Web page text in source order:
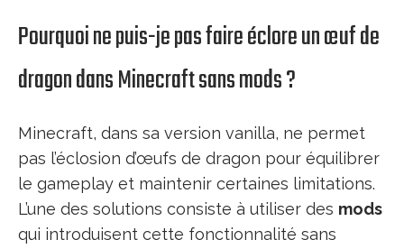
Pourquoi ne puis-je pas faire éclore un œuf de
dragon dans Minecraft sans mods ?
Minecraft, dans sa version vanilla, ne permet
pas l’éclosion d’œufs de dragon pour équilibrer
le gameplay et maintenir certaines limitations.
L’une des solutions consiste à utiliser des mods
qui introduisent cette fonctionnalité sans